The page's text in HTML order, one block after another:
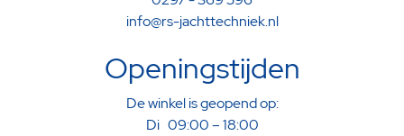
info@rs-jachttechniek.nl
Openingstijden
De winkel is geopend op:
Di 09:00 – 18:00